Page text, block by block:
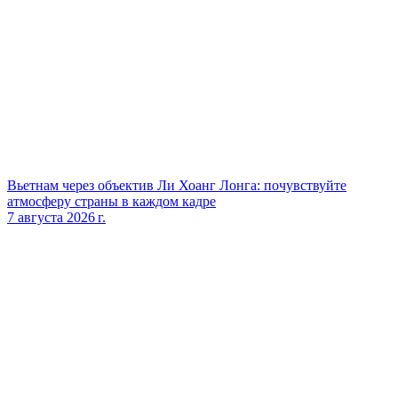
Вьетнам через объектив Ли Хоанг Лонга: почувствуйте
атмосферу страны в каждом кадре
7 августа 2026 г.